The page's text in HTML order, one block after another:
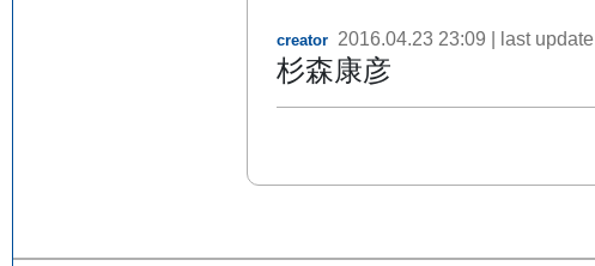
creator 2016.04.23 23:09 | last update
杉森康彦